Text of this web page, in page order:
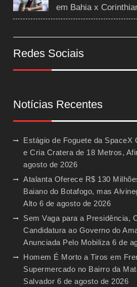
em Bahia x
Redes Sociais
Notícias Recentes
Estágio de Foguete da SpaceX
e Cria Cratera de 18 Metros,
agosto de 2026
Atalanta Oferece R$ 130
Baiano do Botafogo, mas
Alto 6 de agosto de 2026
Sem Vaga para a Presidência,
Candidatura ao Governo do
Anunciada Pelo Mobiliza 6 de
Homem É Morto a Tiros em
Supermercado no Bairro da
Salvador 6 de agosto de 2026